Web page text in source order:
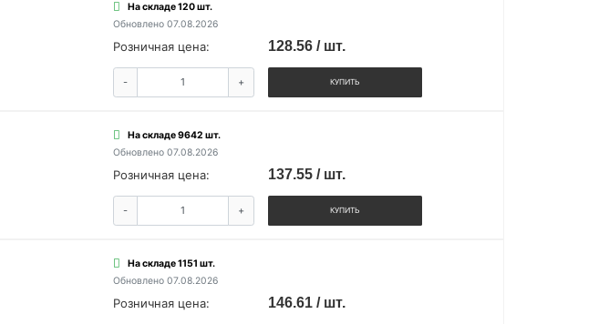
На складе 120 шт.
Обновлено 07.08.2026
Розничная цена: 128.56 / шт.
- + КУПИТЬ
На складе 9642 шт.
Обновлено 07.08.2026
Розничная цена: 137.55 / шт.
- + КУПИТЬ
На складе 1151 шт.
Обновлено 07.08.2026
Розничная цена: 146.61 / шт.